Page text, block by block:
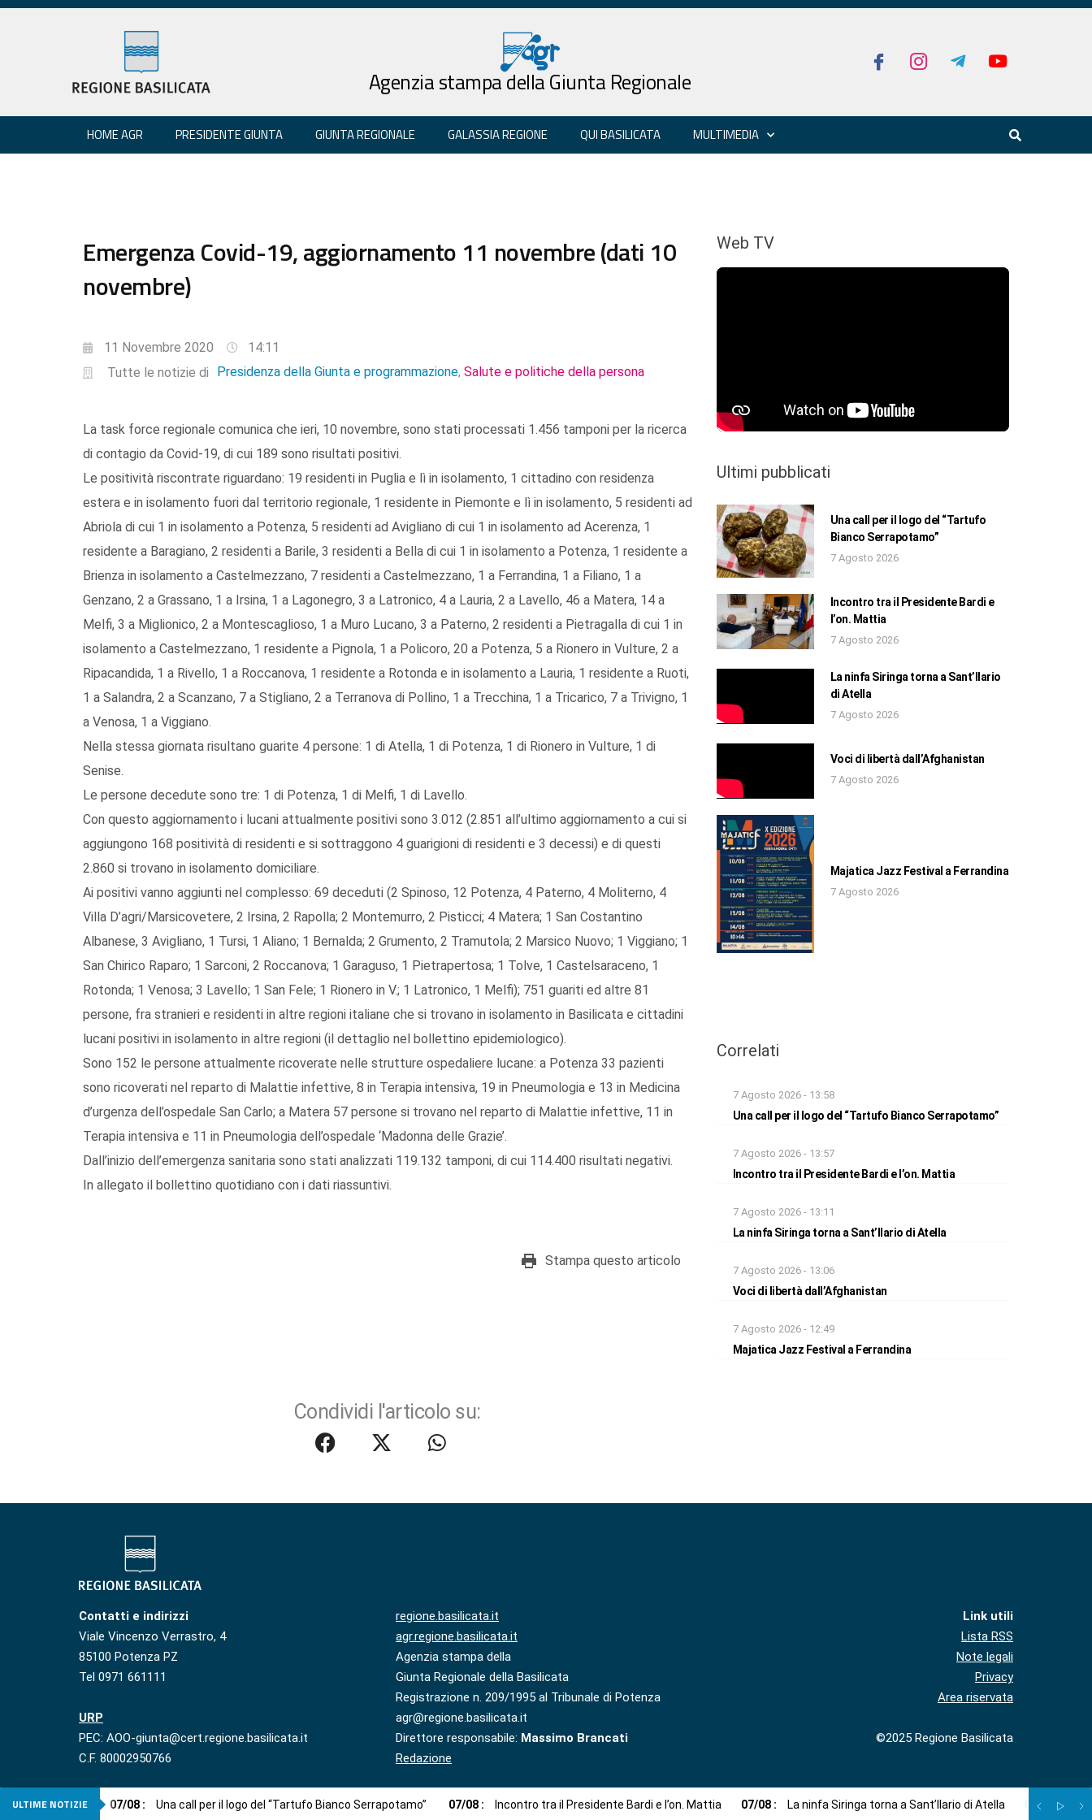
Agenzia stampa della Giunta Regionale
HOME AGR PRESIDENTE GIUNTA GIUNTA REGIONALE GALASSIA REGIONE QUI BASILICATA MULTIMEDIA
Emergenza Covid-19, aggiornamento 11 novembre (dati 10
novembre)
11 Novembre 2020
14:11
Tutte le notizie di
Presidenza della Giunta e programmazione, Salute e politiche della persona
La task force regionale comunica che ieri, 10 novembre, sono stati processati 1.456 tamponi per la ricerca
di contagio da Covid-19, di cui 189 sono risultati positivi.
Le positività riscontrate riguardano: 19 residenti in Puglia e lì in isolamento, 1 cittadino con residenza
estera e in isolamento fuori dal territorio regionale, 1 residente in Piemonte e lì in isolamento, 5 residenti ad
Abriola di cui 1 in isolamento a Potenza, 5 residenti ad Avigliano di cui 1 in isolamento ad Acerenza, 1
residente a Baragiano, 2 residenti a Barile, 3 residenti a Bella di cui 1 in isolamento a Potenza, 1 residente a
Brienza in isolamento a Castelmezzano, 7 residenti a Castelmezzano, 1 a Ferrandina, 1 a Filiano, 1 a
Genzano, 2 a Grassano, 1 a Irsina, 1 a Lagonegro, 3 a Latronico, 4 a Lauria, 2 a Lavello, 46 a Matera, 14 a
Melfi, 3 a Miglionico, 2 a Montescaglioso, 1 a Muro Lucano, 3 a Paterno, 2 residenti a Pietragalla di cui 1 in
isolamento a Castelmezzano, 1 residente a Pignola, 1 a Policoro, 20 a Potenza, 5 a Rionero in Vulture, 2 a
Ripacandida, 1 a Rivello, 1 a Roccanova, 1 residente a Rotonda e in isolamento a Lauria, 1 residente a Ruoti,
1 a Salandra, 2 a Scanzano, 7 a Stigliano, 2 a Terranova di Pollino, 1 a Trecchina, 1 a Tricarico, 7 a Trivigno, 1
a Venosa, 1 a Viggiano.
Nella stessa giornata risultano guarite 4 persone: 1 di Atella, 1 di Potenza, 1 di Rionero in Vulture, 1 di
Senise.
Le persone decedute sono tre: 1 di Potenza, 1 di Melfi, 1 di Lavello.
Con questo aggiornamento i lucani attualmente positivi sono 3.012 (2.851 all’ultimo aggiornamento a cui si
aggiungono 168 positività di residenti e si sottraggono 4 guarigioni di residenti e 3 decessi) e di questi
2.860 si trovano in isolamento domiciliare.
Ai positivi vanno aggiunti nel complesso: 69 deceduti (2 Spinoso, 12 Potenza, 4 Paterno, 4 Moliterno, 4
Villa D’agri/Marsicovetere, 2 Irsina, 2 Rapolla; 2 Montemurro, 2 Pisticci; 4 Matera; 1 San Costantino
Albanese, 3 Avigliano, 1 Tursi, 1 Aliano; 1 Bernalda; 2 Grumento, 2 Tramutola; 2 Marsico Nuovo; 1 Viggiano; 1
San Chirico Raparo; 1 Sarconi, 2 Roccanova; 1 Garaguso, 1 Pietrapertosa; 1 Tolve, 1 Castelsaraceno, 1
Rotonda; 1 Venosa; 3 Lavello; 1 San Fele; 1 Rionero in V.; 1 Latronico, 1 Melfi); 751 guariti ed altre 81
persone, fra stranieri e residenti in altre regioni italiane che si trovano in isolamento in Basilicata e cittadini
lucani positivi in isolamento in altre regioni (il dettaglio nel bollettino epidemiologico).
Sono 152 le persone attualmente ricoverate nelle strutture ospedaliere lucane: a Potenza 33 pazienti
sono ricoverati nel reparto di Malattie infettive, 8 in Terapia intensiva, 19 in Pneumologia e 13 in Medicina
d’urgenza dell’ospedale San Carlo; a Matera 57 persone si trovano nel reparto di Malattie infettive, 11 in
Terapia intensiva e 11 in Pneumologia dell’ospedale ‘Madonna delle Grazie’.
Dall’inizio dell’emergenza sanitaria sono stati analizzati 119.132 tamponi, di cui 114.400 risultati negativi.
In allegato il bollettino quotidiano con i dati riassuntivi.
Stampa questo articolo
Condividi l'articolo su:
Web TV
Ultimi pubblicati
Una call per il logo del “Tartufo
Bianco Serrapotamo”
7 Agosto 2026
Incontro tra il Presidente Bardi e
l’on. Mattia
7 Agosto 2026
La ninfa Siringa torna a Sant’Ilario
di Atella
7 Agosto 2026
Voci di libertà dall’Afghanistan
7 Agosto 2026
Majatica Jazz Festival a Ferrandina
7 Agosto 2026
Correlati
7 Agosto 2026 - 13:58
Una call per il logo del “Tartufo Bianco Serrapotamo”
7 Agosto 2026 - 13:57
Incontro tra il Presidente Bardi e l’on. Mattia
7 Agosto 2026 - 13:11
La ninfa Siringa torna a Sant’Ilario di Atella
7 Agosto 2026 - 13:06
Voci di libertà dall’Afghanistan
7 Agosto 2026 - 12:49
Majatica Jazz Festival a Ferrandina
Contatti e indirizzi
Viale Vincenzo Verrastro, 4
85100 Potenza PZ
Tel 0971 661111
URP
PEC: AOO-giunta@cert.regione.basilicata.it
C.F. 80002950766
regione.basilicata.it
agr.regione.basilicata.it
Agenzia stampa della
Giunta Regionale della Basilicata
Registrazione n. 209/1995 al Tribunale di Potenza
agr@regione.basilicata.it
Direttore responsabile: Massimo Brancati
Redazione
Link utili
Lista RSS
Note legali
Privacy
Area riservata
©2025 Regione Basilicata
ULTIME NOTIZIE 07/08 : Una call per il logo del “Tartufo Bianco Serrapotamo” 07/08 : Incontro tra il Presidente Bardi e l’on. Mattia 07/08 : La ninfa Siringa torna a Sant’Ilario di Atella 07/ :